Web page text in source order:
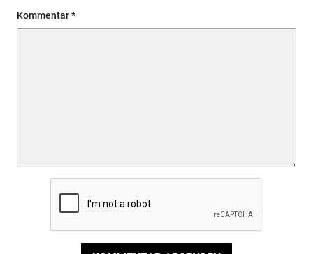
Kommentar